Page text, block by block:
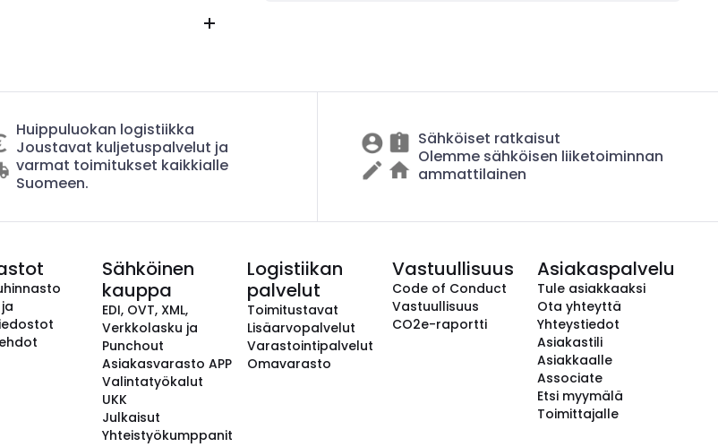
Huippuluokan logistiikka
Joustavat kuljetuspalvelut ja
varmat toimitukset kaikkialle
Suomeen.
Sähköiset ratkaisut
Olemme sähköisen liiketoiminnan
ammattilainen
Sähköinen
kauppa
EDI, OVT, XML,
Verkkolasku ja
Punchout
Asiakasvarasto APP
Valintatyökalut
UKK
Julkaisut
Yhteistyökumppanit
Logistiikan
palvelut
Toimitustavat
Lisäarvopalvelut
Varastointipalvelut
Omavarasto
Vastuullisuus
Code of Conduct
Vastuullisuus
CO2e-raportti
Asiakaspalvelu
Tule asiakkaaksi
Ota yhteyttä
Yhteystiedot
Asiakastili
Asiakkaalle
Associate
Etsi myymälä
Toimittajalle